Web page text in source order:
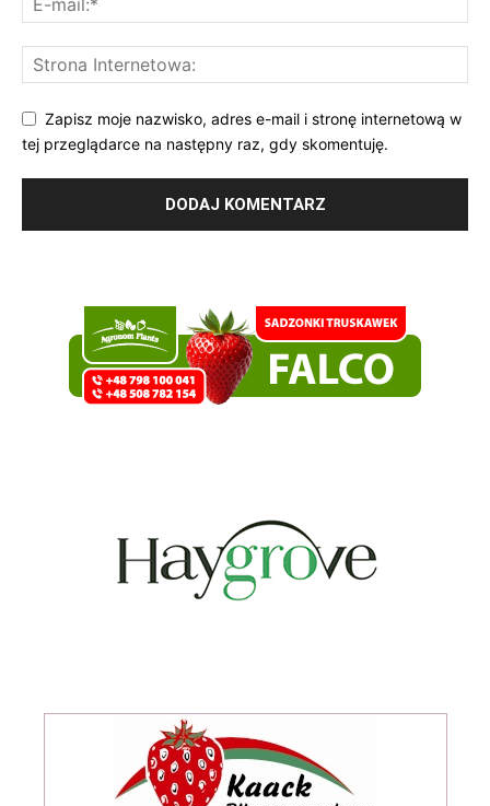
Zapisz moje nazwisko, adres e-mail i stronę internetową w
tej przeglądarce na następny raz, gdy skomentuję.